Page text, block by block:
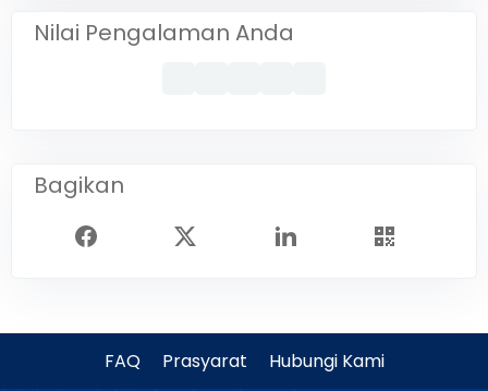
Nilai Pengalaman Anda
Bagikan
FAQ Prasyarat Hubungi Kami